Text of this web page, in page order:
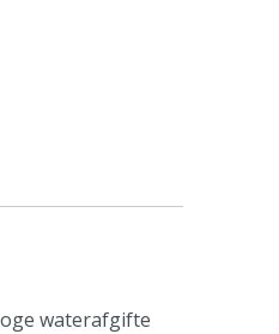
waterafgifte